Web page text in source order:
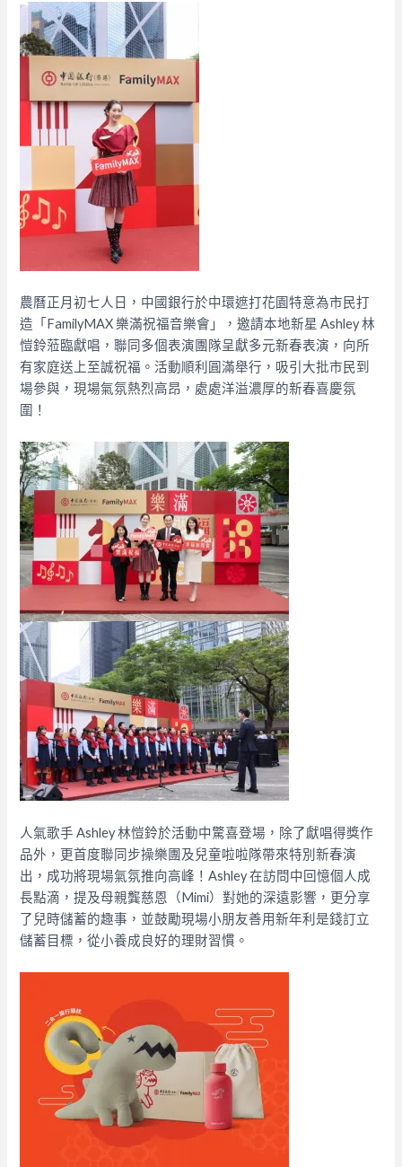
農曆正月初七人日，中國銀行於中環遮打花園特意為市民打
造「FamilyMAX 樂滿祝福音樂會」，邀請本地新星 Ashley 林
愷鈴蒞臨獻唱，聯同多個表演團隊呈獻多元新春表演，向所
有家庭送上至誠祝福。活動順利圓滿舉行，吸引大批市民到
場參與，現場氣氛熱烈高昂，處處洋溢濃厚的新春喜慶氛
圍！​
人氣歌手 Ashley 林愷鈴於活動中驚喜登場，除了獻唱得獎作
品外，更首度聯同步操樂團及兒童啦啦隊帶來特別新春演
出，成功將現場氣氛推向高峰！Ashley 在訪問中回憶個人成
長點滴，提及母親龔慈恩（Mimi）對她的深遠影響，更分享
了兒時儲蓄的趣事，並鼓勵現場小朋友善用新年利是錢訂立
儲蓄目標，從小養成良好的理財習慣。​